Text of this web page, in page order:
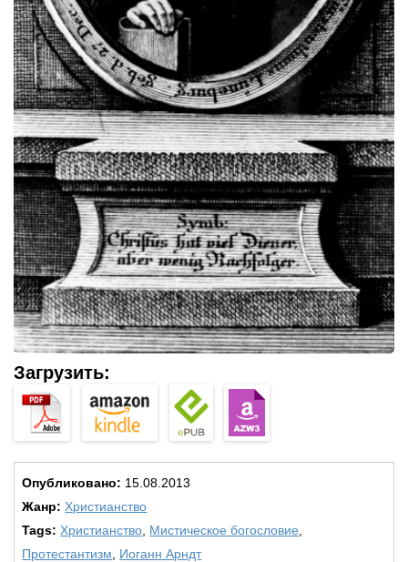
Загрузить:
Опубликовано: 15.08.2013
Жанр: Христианство
Tags: Христианство Мистическое богословие
Протестантизм
Иоганн Арндт